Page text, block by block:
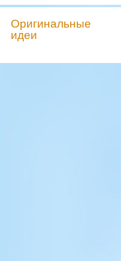
Оригинальные
идеи